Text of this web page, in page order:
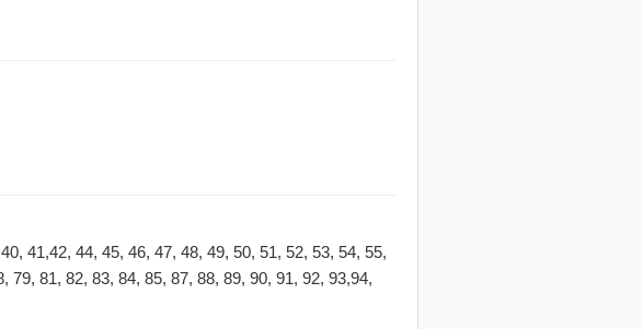
41,42, 44, 45, 46, 47, 48, 49, 50, 51, 52, 53, 54, 55,
79, 81, 82, 83, 84, 85, 87, 88, 89, 90, 91, 92, 93,94,